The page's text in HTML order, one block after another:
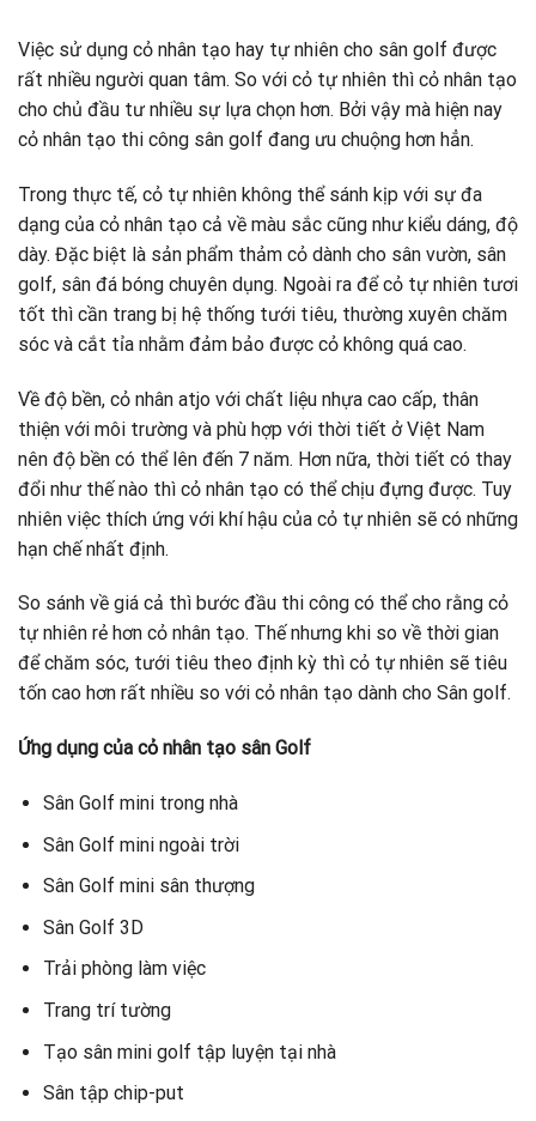
Việc sử dụng cỏ nhân tạo hay tự nhiên cho sân golf được
rất nhiều người quan tâm. So với cỏ tự nhiên thì cỏ nhân tạo
cho chủ đầu tư nhiều sự lựa chọn hơn. Bởi vậy mà hiện nay
cỏ nhân tạo thi công sân golf đang ưu chuộng hơn hẳn.
Trong thực tế, cỏ tự nhiên không thể sánh kịp với sự đa
dạng của cỏ nhân tạo cả về màu sắc cũng như kiểu dáng, độ
dày. Đặc biệt là sản phẩm thảm cỏ dành cho sân vườn, sân
golf, sân đá bóng chuyên dụng. Ngoài ra để cỏ tự nhiên tươi
tốt thì cần trang bị hệ thống tưới tiêu, thường xuyên chăm
sóc và cắt tỉa nhằm đảm bảo được cỏ không quá cao.
Về độ bền, cỏ nhân atjo với chất liệu nhựa cao cấp, thân
thiện với môi trường và phù hợp với thời tiết ở Việt Nam
nên độ bền có thể lên đến 7 năm. Hơn nữa, thời tiết có thay
đổi như thế nào thì cỏ nhân tạo có thể chịu đựng được. Tuy
nhiên việc thích ứng với khí hậu của cỏ tự nhiên sẽ có những
hạn chế nhất định.
So sánh về giá cả thì bước đầu thi công có thể cho rằng cỏ
tự nhiên rẻ hơn cỏ nhân tạo. Thế nhưng khi so về thời gian
để chăm sóc, tưới tiêu theo định kỳ thì cỏ tự nhiên sẽ tiêu
tốn cao hơn rất nhiều so với cỏ nhân tạo dành cho Sân golf.
Ứng dụng của cỏ nhân tạo sân Golf
Sân Golf mini trong nhà
Sân Golf mini ngoài trời
Sân Golf mini sân thượng
Sân Golf 3D
Trải phòng làm việc
Trang trí tường
Tạo sân mini golf tập luyện tại nhà
Sân tập chip-put